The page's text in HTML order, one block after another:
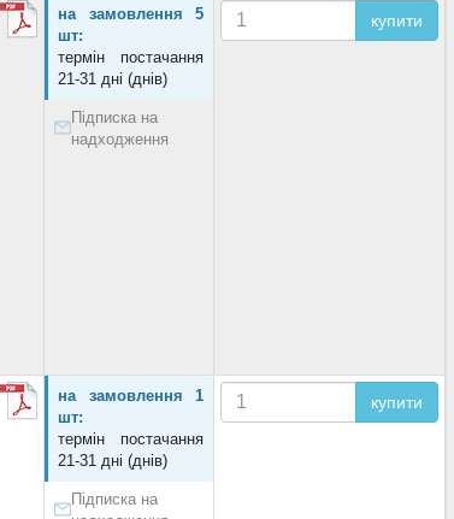
на замовлення 5
шт:
термін постачання
21-31 дні (днів)
Підписка на
надходження
купити
на замовлення 1
шт:
термін постачання
21-31 дні (днів)
Підписка на
купити